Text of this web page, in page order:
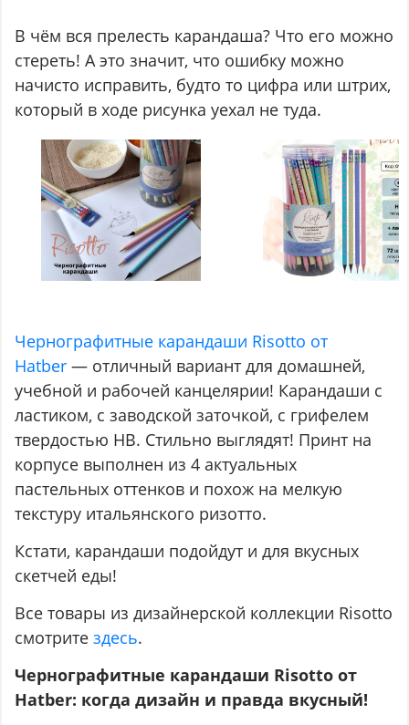
В чём вся прелесть карандаша? Что его можно
стереть! А это значит, что ошибку можно
начисто исправить, будто то цифра или штрих,
который в ходе рисунка уехал не туда.
Чернографитные карандаши Risotto от
Hatber — отличный вариант для домашней,
учебной и рабочей канцелярии! Карандаши с
ластиком, с заводской заточкой, с грифелем
твердостью HB. Стильно выглядят! Принт на
корпусе выполнен из 4 актуальных
пастельных оттенков и похож на мелкую
текстуру итальянского ризотто.
Кстати, карандаши подойдут и для вкусных
скетчей еды!
Все товары из дизайнерской коллекции Risotto
смотритездесь.
Чернографитные карандаши Risotto от
Hatber: когда дизайн и правда вкусный!